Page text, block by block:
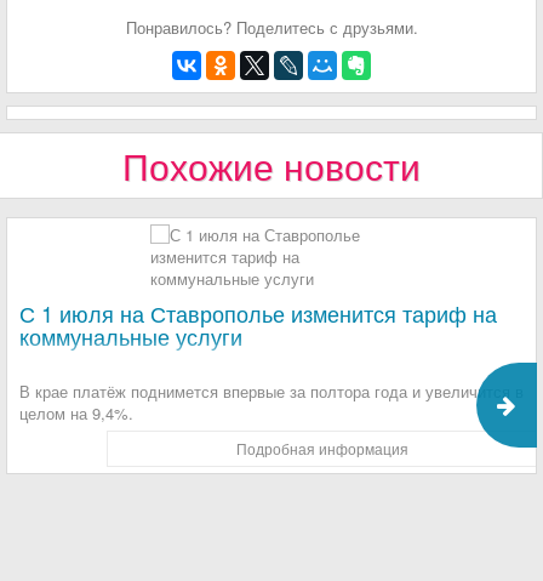
Понравилось? Поделитесь с друзьями.
Похожие новости
С 1 июля на Ставрополье изменится тариф на
коммунальные услуги
В крае платёж поднимется впервые за полтора года и увеличится в
целом на 9,4%.
Подробная информация